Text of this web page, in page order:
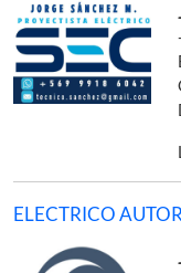
ELECTRICO